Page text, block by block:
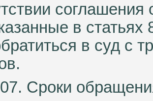
в статьях
в суд с
Сроки